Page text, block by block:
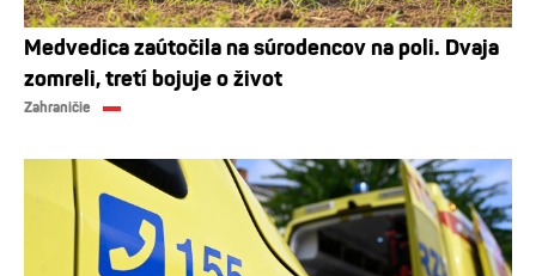
Medvedica zaútočila na súrodencov na poli. Dvaja
zomreli, tretí bojuje o život
Zahraničie